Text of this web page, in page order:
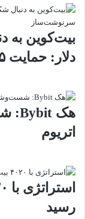
دلار: حمایت ۹۵ هزار دلاری سرنوشت‌ساز
اتریوم
رسید